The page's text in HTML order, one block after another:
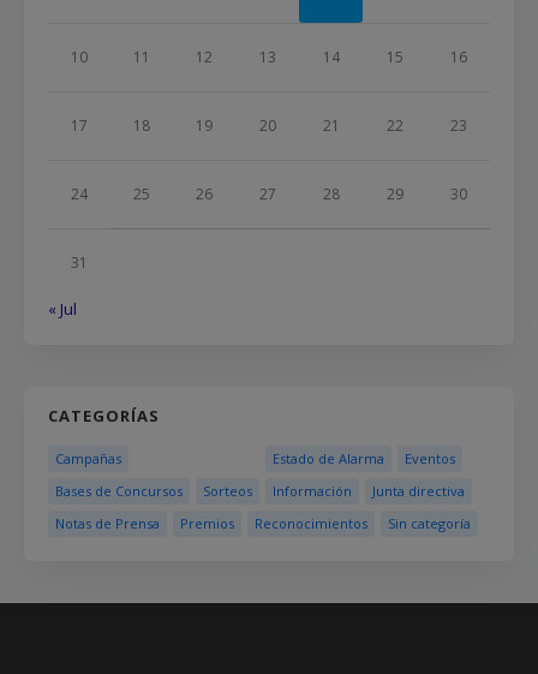
10 11 12 13 14 15 16
17 18 19 20 21 22 23
24 25 26 27 28 29 30
31
« Jul
CATEGORÍAS
Campañas
Bases de Concursos
Sorteos
Estado de Alarma
Eventos
Información
Junta directiva
Notas de Prensa
Premios Reconocimientos Sin categoría